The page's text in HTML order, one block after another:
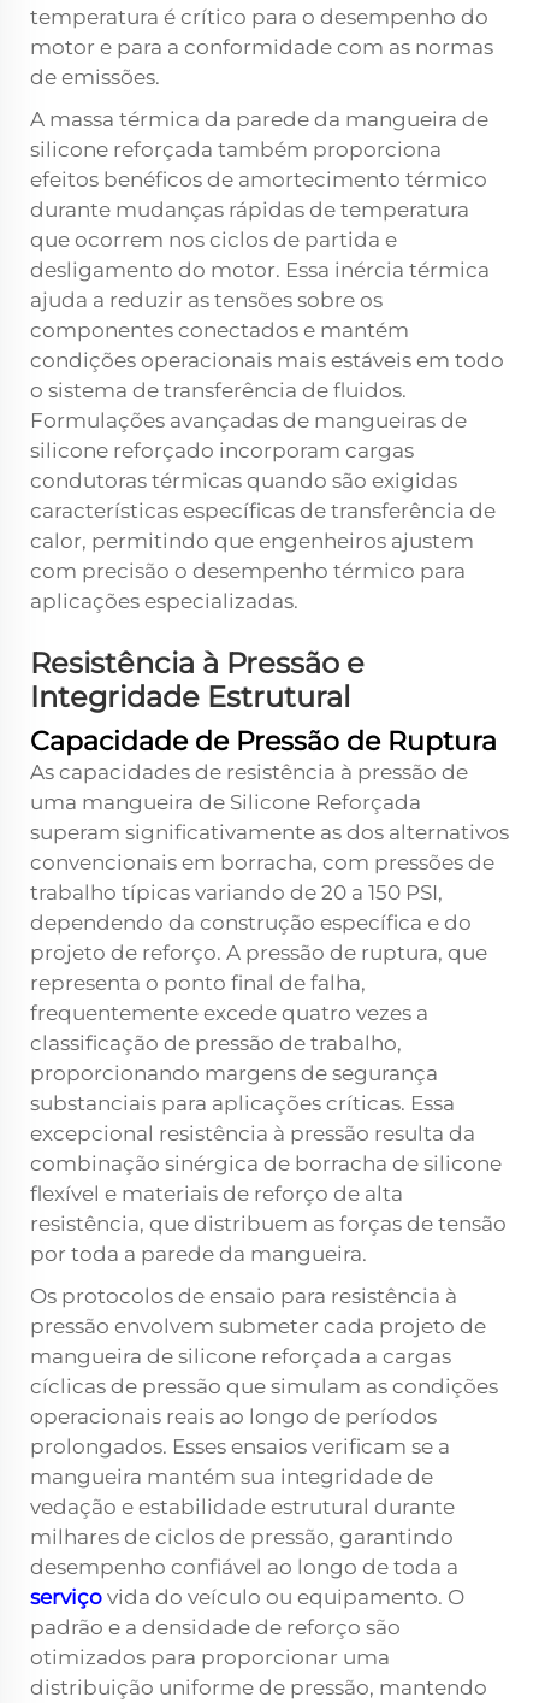
temperatura é crítico para o desempenho do
motor e para a conformidade com as normas
de emissões.
A massa térmica da parede da mangueira de
silicone reforçada também proporciona
efeitos benéficos de amortecimento térmico
durante mudanças rápidas de temperatura
que ocorrem nos ciclos de partida e
desligamento do motor. Essa inércia térmica
ajuda a reduzir as tensões sobre os
componentes conectados e mantém
condições operacionais mais estáveis em todo
o sistema de transferência de fluidos.
Formulações avançadas de mangueiras de
silicone reforçado incorporam cargas
condutoras térmicas quando são exigidas
características específicas de transferência de
calor, permitindo que engenheiros ajustem
com precisão o desempenho térmico para
aplicações especializadas.
Resistência à Pressão e
Integridade Estrutural
Capacidade de Pressão de Ruptura
As capacidades de resistência à pressão de
uma mangueira de Silicone Reforçada
superam significativamente as dos alternativos
convencionais em borracha, com pressões de
trabalho típicas variando de 20 a 150 PSI,
dependendo da construção específica e do
projeto de reforço. A pressão de ruptura, que
representa o ponto final de falha,
frequentemente excede quatro vezes a
classificação de pressão de trabalho,
proporcionando margens de segurança
substanciais para aplicações críticas. Essa
excepcional resistência à pressão resulta da
combinação sinérgica de borracha de silicone
flexível e materiais de reforço de alta
resistência, que distribuem as forças de tensão
por toda a parede da mangueira.
Os protocolos de ensaio para resistência à
pressão envolvem submeter cada projeto de
mangueira de silicone reforçada a cargas
cíclicas de pressão que simulam as condições
operacionais reais ao longo de períodos
prolongados. Esses ensaios verificam se a
mangueira mantém sua integridade de
vedação e estabilidade estrutural durante
milhares de ciclos de pressão, garantindo
desempenho confiável ao longo de toda a
serviço vida do veículo ou equipamento. O
padrão e a densidade de reforço são
otimizados para proporcionar uma
distribuição uniforme de pressão, mantendo